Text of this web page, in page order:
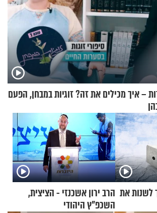
– איך מכילים את זה? זוגיות במבחן, הפעם
לשנות את הרב ירון אשכנזי - הציצית,
השכפ"ץ היהודי